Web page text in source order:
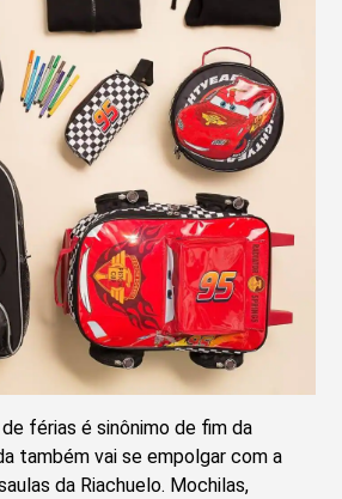
férias é sinônimo de fim da
também vai se empolgar com a
da Riachuelo. Mochilas,